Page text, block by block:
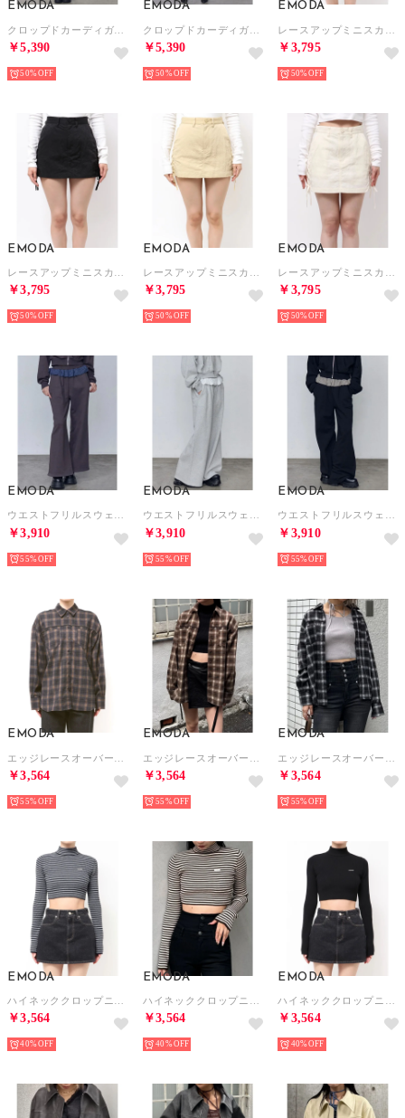
EMODA
￥5,390
50%
EMODA
￥5,390
50%
EMODA
￥3,795
50%
EMODA
￥3,795
50%
EMODA
￥3,795
50%
EMODA
￥3,795
50%
EMODA
ウエストフリルスウェットパンツ （グレー）
￥3,910
55%
EMODA
ウエストフリルスウェットパンツ （ライトグレー）
￥3,910
55%
EMODA
ウエストフリルスウェットパンツ （ブラック）
￥3,910
55%
EMODA
￥3,564
55%
EMODA
￥3,564
55%
EMODA
￥3,564
55%
EMODA
￥3,564
40%
EMODA
￥3,564
40%
EMODA
￥3,564
40%